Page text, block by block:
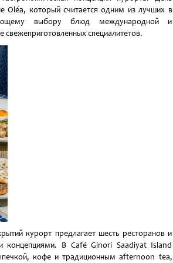
Oléa, который считается одним из лучших в
выбору блюд международной и
специалитетов.
курорт предлагает шесть ресторанов и
концепциями. В Café Ginori Saadiyat Island
кофе и традиционным afternoon tea,